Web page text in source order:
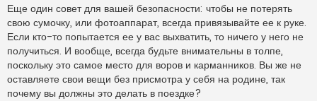
Еще один совет для вашей безопасности: чтобы не потерять
свою сумочку, или фотоаппарат, всегда привязывайте ее к руке.
Если кто-то попытается ее у вас выхватить, то ничего у него не
получиться. И вообще, всегда будьте внимательны в толпе,
поскольку это самое место для воров и карманников. Вы же не
оставляете свои вещи без присмотра у себя на родине, так
почему вы должны это делать в поездке?